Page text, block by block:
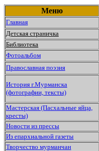
Меню
Главная
Детская страничка
Библиотека
Фотоальбом
Православная поэзия
История г.Мурманска
(фотографии, тексты)
Мастерская (Пасхальные яйца,
кресты)
Новости из прессы
Из епархиальной газеты
Творчество мурманчан